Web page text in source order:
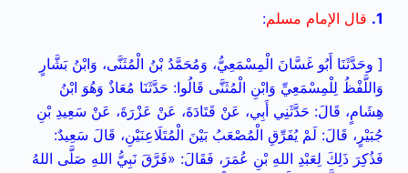
1. قال الإمام مسلم:
[ وحَدَّثَنَا أَبُو غَسَّانَ الْمِسْمَعِيُّ، وَمُحَمَّدُ بْنُ الْمُثَنَّى، وَابْنُ بَشَّارٍ
وَاللَّفْظُ لِلْمِسْمَعِيِّ وَابْنِ الْمُثَنَّى قَالُوا: حَدَّثَنَا مُعَاذٌ وَهُوَ ابْنُ
هِشَامٍ، قَالَ: حَدَّثَنِي أَبِي، عَنْ قَتَادَةَ، عَنْ عَزْرَةَ، عَنْ سَعِيدِ بْنِ
جُبَيْرٍ، قَالَ: لَمْ يُفَرِّقِ الْمُصْعَبُ بَيْنَ الْمُتَلَاعِنَيْنِ، قَالَ سَعِيدٌ:
فَذُكِرَ ذَلِكَ لِعَبْدِ اللهِ بْنِ عُمَرَ، فَقَالَ: «فَرَّقَ نَبِيُّ اللهِ صَلَّى اللهُ